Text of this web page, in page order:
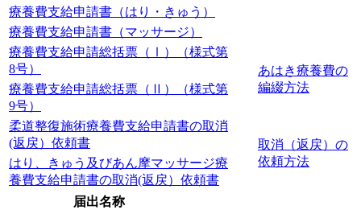
療養費支給申請書（はり・きゅう）
療養費支給申請書（マッサージ）
療養費支給申請総括票（Ⅰ）（様式第
8号）
あはき療養費の
編綴方法
療養費支給申請総括票（Ⅱ）（様式第
9号）
柔道整復施術療養費支給申請書の取消
(返戻）依頼書
取消（返戻）の
依頼方法
はり、きゅう及びあん摩マッサージ療
養費支給申請書の取消(返戻）依頼書
届出名称